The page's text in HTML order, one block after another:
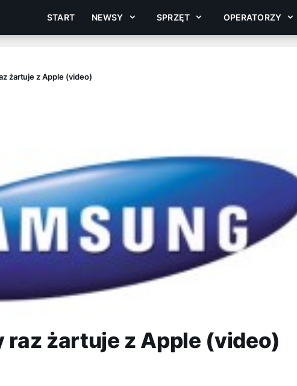
START NEWSY SPRZĘT OPERATORZY
żartuje z Apple (video)
raz żartuje z Apple (video)